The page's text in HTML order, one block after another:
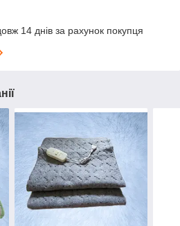
14 днів за рахунок покупця